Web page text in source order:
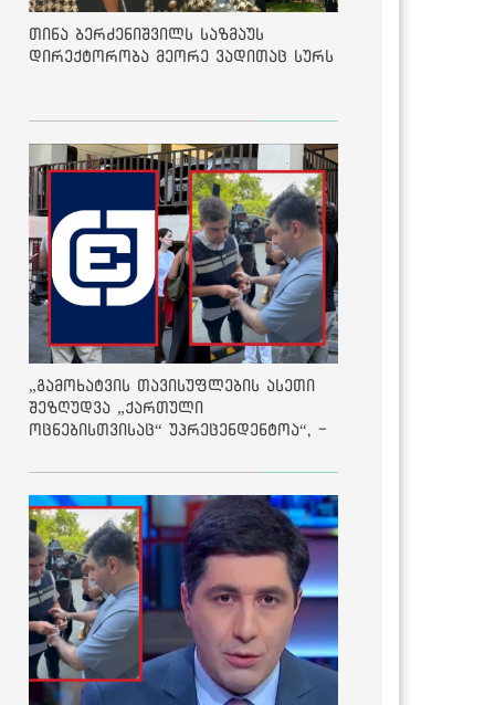
თინა ბერძენიშვილს საზმაუს
დირექტორობა მეორე ვადითაც სურს
„გამოხატვის თავისუფლების ასეთი
შეზღუდვა „ქართული
ოცნებისთვისაც“ უპრეცენდენტოა“, -